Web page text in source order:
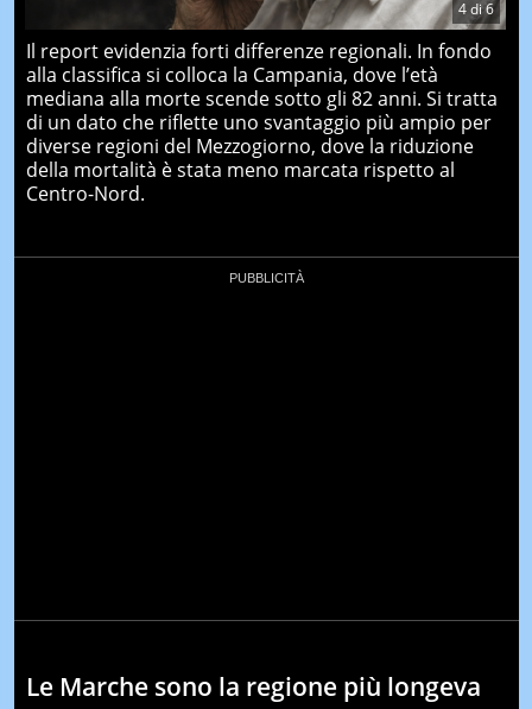
4di6
Il report evidenzia forti differenze regionali. In fondo
alla classifica si colloca la Campania, dove l’età
mediana alla morte scende sotto gli 82 anni. Si tratta
di un dato che riflette uno svantaggio più ampio per
diverse regioni del Mezzogiorno, dove la riduzione
della mortalità è stata meno marcata rispetto al
Centro-Nord.
Le Marche sono la regione più longeva